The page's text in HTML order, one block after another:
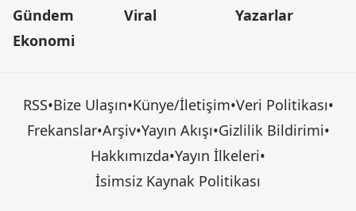
Gündem
Ekonomi
Viral
Yazarlar
RSS•Bize Ulaşın•Künye/İletişim•Veri Politikası•
Frekanslar•Arşiv•Yayın Akışı•Gizlilik Bildirimi•
Hakkımızda•Yayın İlkeleri•
İsimsiz Kaynak Politikası